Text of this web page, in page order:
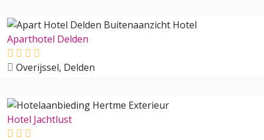
Aparthotel Delden
Overijssel, Delden
Hotel Jachtlust